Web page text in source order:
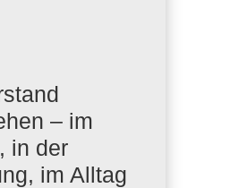
– im
in der
im Alltag